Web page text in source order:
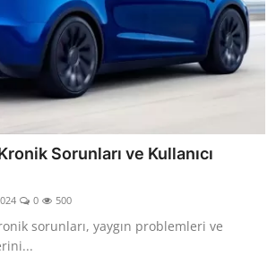
Sorunları ve Kullanıcı
0 500
sorunları, yaygın problemleri ve